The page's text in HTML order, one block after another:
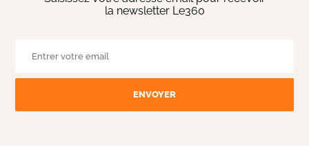
la newsletter Le360
ENVOYER